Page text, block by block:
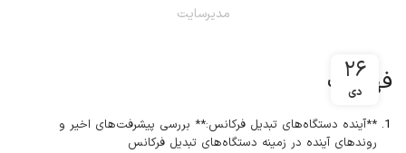
مدیرسایت
۲۶
دی
فهرست
**آینده دستگاه‌های تبدیل فرکانس:** بررسی پیشرفت‌های اخیر و
روندهای آینده در زمینه دستگاه‌های تبدیل فرکانس